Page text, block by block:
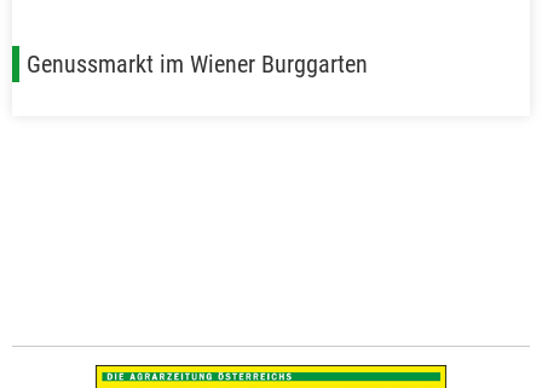
Genussmarkt im Wiener Burggarten